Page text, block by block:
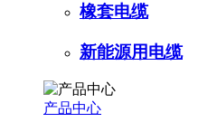
橡套电缆
新能源用电缆
产品中心